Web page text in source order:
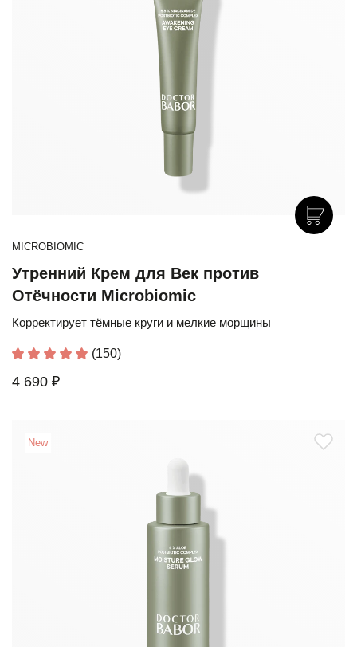
MICROBIOMIC
Утренний Крем для Век против
Отёчности Microbiomic
Корректирует тёмные круги и мелкие морщины
(150)
4 690 ₽
New